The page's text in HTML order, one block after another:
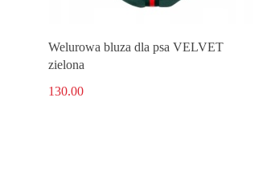
Welurowa bluza dla psa VELVET
zielona
130.00